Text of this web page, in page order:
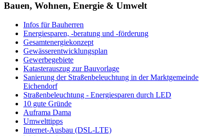
Bauen, Wohnen, Energie & Umwelt
Infos für Bauherren
Energiesparen, -beratung und -förderung
Gesamtenergiekonzept
Gewässerentwicklungsplan
Gewerbegebiete
Katasterauszug zur Bauvorlage
Sanierung der Straßenbeleuchtung in der Marktgemeinde
Eichendorf
Straßenbeleuchtung - Energiesparen durch LED
10 gute Gründe
Auframa Dama
Umwelttipps
Internet-Ausbau (DSL-LTE)